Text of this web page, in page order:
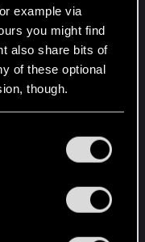
example via
you might find
also share bits of
of these optional
though.
them in the
ha
ha
ha